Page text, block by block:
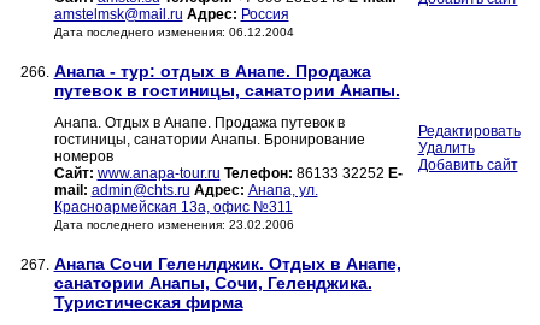
amstelmsk@mail.ru Адрес: Россия
Дата последнего изменения: 06.12.2004
266. Анапа - тур: отдых в Анапе. Продажа
путевок в гостиницы, санатории Анапы.
Анапа. Отдых в Анапе. Продажа путевок в
гостиницы, санатории Анапы. Бронирование
номеров
Сайт: www.anapa-tour.ru Телефон: 86133 32252 E-
mail: admin@chts.ru Адрес: Анапа, ул.
Красноармейская 13а, офис №311
Дата последнего изменения: 23.02.2006
Редактировать
Удалить
Добавить сайт
267. Анапа Сочи Геленлджик. Отдых в Анапе,
санатории Анапы, Сочи, Геленджика.
Туристическая фирма